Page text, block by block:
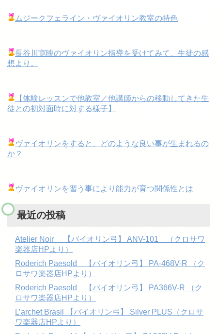
ムジークフェライン・ヴァイオリン教室の特色
長谷川寛映のヴァイオリン指導を受けてみて。生徒の感
想より。
【体験レッスンで他教室／他講師からの移動してきた生
徒との初対面時に対する様子】
ヴァイオリンをすると、どのような良い事が生まれるの
か？
ヴァイオリンを習う事により能力が育つ関係性とは
最近の投稿
Atelier Noir 【バイオリン弓】 ANV-101 （クロサワ
楽器店HPより）
Roderich Paesold 【バイオリン弓】 PA-468V-R （ク
ロサワ楽器店HPより）
Roderich Paesold 【バイオリン弓】 PA366V-R （ク
ロサワ楽器店HPより）
L’archet Brasil 【バイオリン弓】 Silver PLUS（クロサ
ワ楽器店HPより）